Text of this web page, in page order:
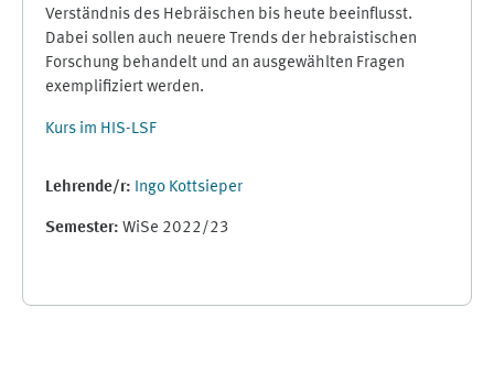
Verständnis des Hebräischen bis heute beeinflusst.
Dabei sollen auch neuere Trends der hebraistischen
Forschung behandelt und an ausgewählten Fragen
exemplifiziert werden.
Kurs im HIS-LSF
Lehrende/r: Ingo Kottsieper
Semester: WiSe 2022/23